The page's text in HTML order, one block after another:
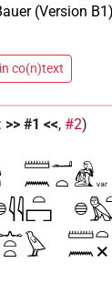
(Version B1)
co(n)text
: >> #1 <<, #2)